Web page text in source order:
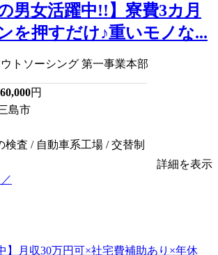
男女活躍中!!】寮費3カ月
を押すだけ♪重いモノな...
トソーシング 第一事業本部
円
島市
検査 / 自動車系工場 / 交替制
詳細を表示